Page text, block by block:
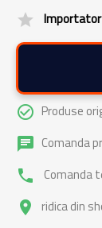
grade Importator
check_circle_outline Produse
chat Comanda
phone Comanda
place ridica din